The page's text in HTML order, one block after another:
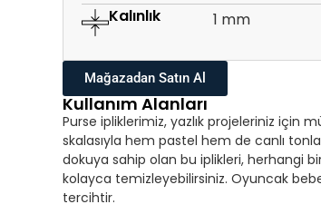
Kalınlık
1 mm
Mağazadan Satın Al
Kullanım Alanları
Purse ipliklerimiz, yazlık projeleriniz için
skalasıyla hem pastel hem de canlı
dokuya sahip olan bu iplikleri, herhangi
kolayca temizleyebilirsiniz. Oyuncak
tercihtir.